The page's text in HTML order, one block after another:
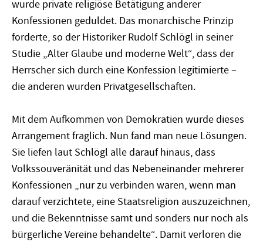
wurde private religiöse Betätigung anderer
Konfessionen geduldet. Das monarchische Prinzip
forderte, so der Historiker Rudolf Schlögl in seiner
Studie „Alter Glaube und moderne Welt“, dass der
Herrscher sich durch eine Konfession legitimierte –
die anderen wurden Privatgesellschaften.
Mit dem Aufkommen von Demokratien wurde dieses
Arrangement fraglich. Nun fand man neue Lösungen.
Sie liefen laut Schlögl alle darauf hinaus, dass
Volkssouveränität und das Nebeneinander mehrerer
Konfessionen „nur zu verbinden waren, wenn man
darauf verzichtete, eine Staatsreligion auszuzeichnen,
und die Bekenntnisse samt und sonders nur noch als
bürgerliche Vereine behandelte“. Damit verloren die